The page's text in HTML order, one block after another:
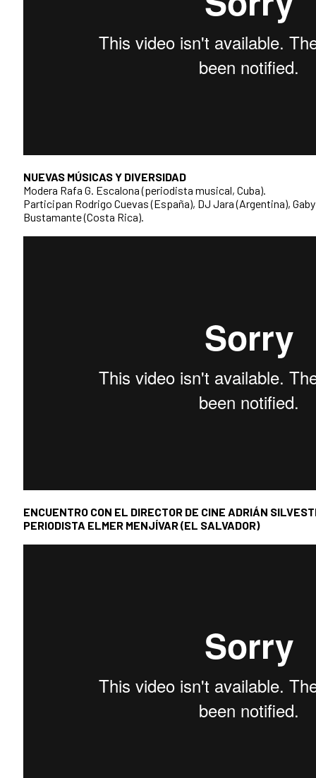
NUEVAS MÚSICAS Y DIVERSIDAD
Modera Rafa G. Escalona (periodista musical, Cuba).
Participan Rodrigo Cuevas (España), DJ Jara (Argentina),
Bustamante (Costa Rica).
ENCUENTRO CON EL DIRECTOR DE CINE ADRIÁN
PERIODISTA ELMER MENJÍVAR (EL SALVADOR)